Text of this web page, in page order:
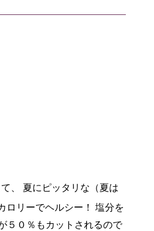
、 夏にピッタリな（夏は
ロリーでヘルシー！ 塩分を
５０％もカットされるので